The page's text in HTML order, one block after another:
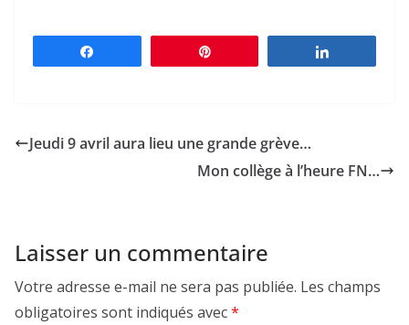
Jeudi 9 avril aura lieu une grande grève…
Mon collège à l’heure FN…
Laisser un commentaire
Votre adresse e-mail ne sera pas publiée. Les champs
obligatoires sont indiqués avec*